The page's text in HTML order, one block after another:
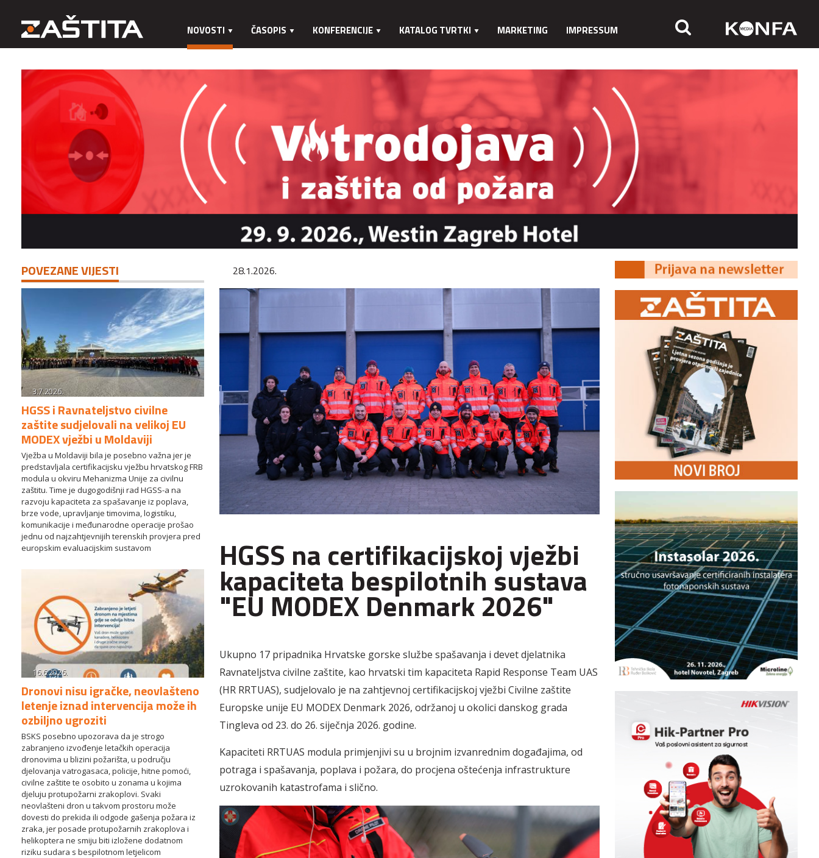
NOVOSTI ČASOPIS KONFERENCIJE KATALOG TVRTKI MARKETING IMPRESSUM
POVEZANE VIJESTI
3.7.2026.
HGSS i Ravnateljstvo civilne
zaštite sudjelovali na velikoj EU
MODEX vježbi u Moldaviji
Vježba u Moldaviji bila je posebno važna jer je
predstavljala certifikacijsku vježbu hrvatskog FRB
modula u okviru Mehanizma Unije za civilnu
zaštitu. Time je dugogodišnji rad HGSS-a na
razvoju kapaciteta za spašavanje iz poplava,
brze vode, upravljanje timovima, logistiku,
komunikacije i međunarodne operacije prošao
jednu od najzahtjevnijih terenskih provjera pred
europskim evaluacijskim sustavom
16.6.2026.
Dronovi nisu igračke, neovlašteno
letenje iznad intervencija može ih
ozbiljno ugroziti
BSKS posebno upozorava da je strogo
zabranjeno izvođenje letačkih operacija
dronovima u blizini požarišta, u području
djelovanja vatrogasaca, policije, hitne pomoći,
civilne zaštite te osobito u zonama u kojima
djeluju protupožarni zrakoplovi. Svaki
neovlašteni dron u takvom prostoru može
dovesti do prekida ili odgode gašenja požara iz
zraka, jer posade protupožarnih zrakoplova i
helikoptera ne smiju biti izložene dodatnom
riziku sudara s bespilotnom letjelicom
28.1.2026.
HGSS na certifikacijskoj vježbi
kapaciteta bespilotnih sustava
"EU MODEX Denmark 2026"
Ukupno 17 pripadnika Hrvatske gorske službe spašavanja i devet djelatnika
Ravnateljstva civilne zaštite, kao hrvatski tim kapaciteta Rapid Response Team UAS
(HR RRTUAS), sudjelovalo je na zahtjevnoj certifikacijskoj vježbi Civilne zaštite
Europske unije EU MODEX Denmark 2026, održanoj u okolici danskog grada
Tingleva od 23. do 26. siječnja 2026. godine.
Kapaciteti RRTUAS modula primjenjivi su u brojnim izvanrednim događajima, od
potraga i spašavanja, poplava i požara, do procjena oštećenja infrastrukture
uzrokovanih katastrofama i slično.